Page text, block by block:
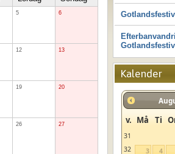
Kalender
v. Må Ti
31
32
3 4
5 6
12 13
19 20
26 27